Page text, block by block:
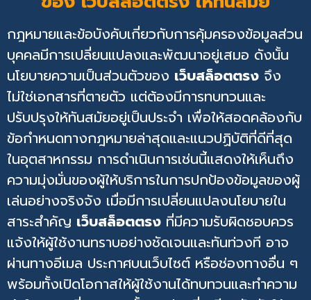
กฎหมายและข้อบังคับเกี่ยวกับการคุ้มครองข้อมูลส่วน
บุคคลมีการเปลี่ยนแปลงและพัฒนาอยู่เสมอ ดังนั้น
นโยบายความเป็นส่วนตัวของ เว็บสล็อตตรง จึง
ไม่ใช่เอกสารที่ตายตัว แต่ต้องมีการทบทวนและ
ปรับปรุงให้ทันสมัยอยู่เป็นประจำ เพื่อให้สอดคล้องกับ
ข้อกำหนดทางกฎหมายล่าสุดและแนวปฏิบัติที่ดีที่สุด
ในอุตสาหกรรม การดำเนินการเช่นนี้แสดงให้เห็นถึง
ความมุ่งมั่นของผู้ให้บริการในการปกป้องข้อมูลของผู้
เล่นอย่างจริงจัง เมื่อมีการเปลี่ยนแปลงนโยบายใน
สาระสำคัญ เว็บสล็อตตรง ที่มีความรับผิดชอบควร
แจ้งให้ผู้ใช้งานทราบอย่างชัดเจนและทันท่วงที อาจ
ผ่านทางอีเมล ประกาศบนเว็บไซต์ หรือช่องทางอื่น ๆ
พร้อมทั้งเปิดโอกาสให้ผู้ใช้งานได้ทบทวนและทำความ